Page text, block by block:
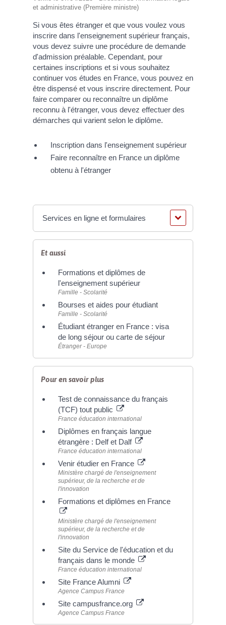
et administrative (Première ministre)
Si vous êtes étranger et que vous voulez vous
inscrire dans l'enseignement supérieur français,
vous devez suivre une procédure de demande
d'admission préalable. Cependant, pour
certaines inscriptions et si vous souhaitez
continuer vos études en France, vous pouvez en
être dispensé et vous inscrire directement. Pour
faire comparer ou reconnaître un diplôme
reconnu à l'étranger, vous devez effectuer des
démarches qui varient selon le diplôme.
Inscription dans l'enseignement supérieur
Faire reconnaître en France un diplôme
obtenu à l'étranger
Services en ligne et formulaires
Et aussi
Formations et diplômes de
l'enseignement supérieur
Famille - Scolarité
Bourses et aides pour étudiant
Famille - Scolarité
Étudiant étranger en France : visa
de long séjour ou carte de séjour
Étranger - Europe
Pour en savoir plus
Test de connaissance du français
(TCF) tout public
France éducation international
Diplômes en français langue
étrangère : Delf et Dalf
France éducation international
Venir étudier en France
Ministère chargé de l'enseignement
supérieur, de la recherche et de
l'innovation
Formations et diplômes en France
Ministère chargé de l'enseignement
supérieur, de la recherche et de
l'innovation
Site du Service de l'éducation et du
français dans le monde
France éducation international
Site France Alumni
Agence Campus France
Site campusfrance.org
Agence Campus France